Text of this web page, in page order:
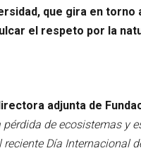
que gira en
el respeto por la
adjunta de
de ecosistemas y
Día Internacional